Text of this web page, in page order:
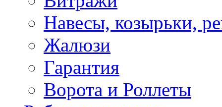
Навесы, козырьки,
Жалюзи
Гарантия
Ворота и Роллеты